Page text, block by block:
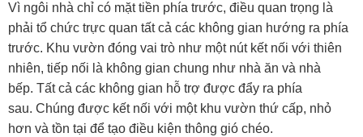
Vì ngôi nhà chỉ có mặt tiền phía trước, điều quan trọng là
phải tổ chức trực quan tất cả các không gian hướng ra phía
trước. Khu vườn đóng vai trò như một nút kết nối với thiên
nhiên, tiếp nối là không gian chung như nhà ăn và nhà
bếp. Tất cả các không gian hỗ trợ được đẩy ra phía
sau. Chúng được kết nối với một khu vườn thứ cấp, nhỏ
hơn và tồn tại để tạo điều kiện thông gió chéo.